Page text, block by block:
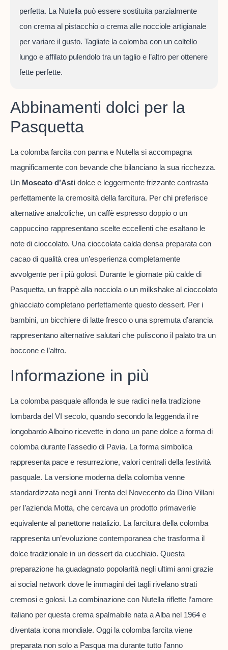
perfetta. La Nutella può essere sostituita parzialmente
con crema al pistacchio o crema alle nocciole artigianale
per variare il gusto. Tagliate la colomba con un coltello
lungo e affilato pulendolo tra un taglio e l’altro per ottenere
fette perfette.
Abbinamenti dolci per la
Pasquetta
La colomba farcita con panna e Nutella si accompagna
magnificamente con bevande che bilanciano la sua ricchezza.
Un Moscato d’Asti dolce e leggermente frizzante contrasta
perfettamente la cremosità della farcitura. Per chi preferisce
alternative analcoliche, un caffè espresso doppio o un
cappuccino rappresentano scelte eccellenti che esaltano le
note di cioccolato. Una cioccolata calda densa preparata con
cacao di qualità crea un’esperienza completamente
avvolgente per i più golosi. Durante le giornate più calde di
Pasquetta, un frappè alla nocciola o un milkshake al cioccolato
ghiacciato completano perfettamente questo dessert. Per i
bambini, un bicchiere di latte fresco o una spremuta d’arancia
rappresentano alternative salutari che puliscono il palato tra un
boccone e l’altro.
Informazione in più
La colomba pasquale affonda le sue radici nella tradizione
lombarda del VI secolo, quando secondo la leggenda il re
longobardo Alboino ricevette in dono un pane dolce a forma di
colomba durante l’assedio di Pavia. La forma simbolica
rappresenta pace e resurrezione, valori centrali della festività
pasquale. La versione moderna della colomba venne
standardizzata negli anni Trenta del Novecento da Dino Villani
per l’azienda Motta, che cercava un prodotto primaverile
equivalente al panettone natalizio. La farcitura della colomba
rappresenta un’evoluzione contemporanea che trasforma il
dolce tradizionale in un dessert da cucchiaio. Questa
preparazione ha guadagnato popolarità negli ultimi anni grazie
ai social network dove le immagini dei tagli rivelano strati
cremosi e golosi. La combinazione con Nutella riflette l’amore
italiano per questa crema spalmabile nata a Alba nel 1964 e
diventata icona mondiale. Oggi la colomba farcita viene
preparata non solo a Pasqua ma durante tutto l’anno